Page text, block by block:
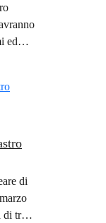
ed
a
di
tre